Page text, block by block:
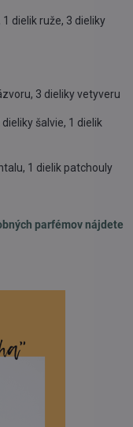
dielik ruže, 3 dieliky
3 dieliky vetyveru
šalvie, 1 dielik
1 dielik patchouly
parfémov nájdete